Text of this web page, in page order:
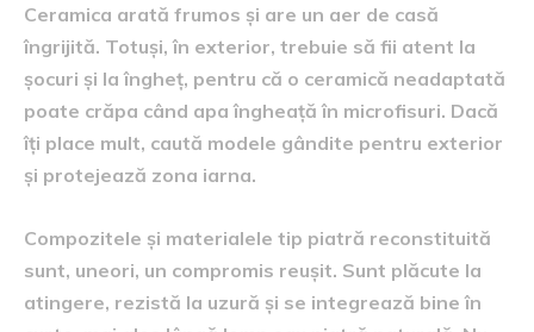
Ceramica arată frumos și are un aer de casă
îngrijită. Totuși, în exterior, trebuie să fii atent la
șocuri și la îngheț, pentru că o ceramică neadaptată
poate crăpa când apa îngheață în microfisuri. Dacă
îți place mult, caută modele gândite pentru exterior
și protejează zona iarna.
Compozitele și materialele tip piatră reconstituită
sunt, uneori, un compromis reușit. Sunt plăcute la
atingere, rezistă la uzură și se integrează bine în